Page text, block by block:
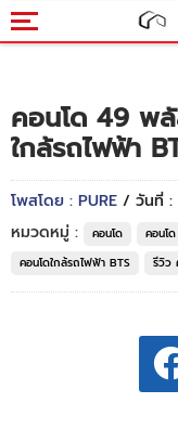
คอนโด 49 พ
ใกล้รถไฟฟ้า
โพสโดย : PURE / วันที่ :
หมวดหมู่ :
คอนโด คอนโ
คอนโดใกล้รถไฟฟ้า BTS
รีวิว